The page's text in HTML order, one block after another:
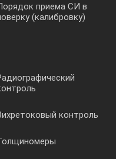
приема СИ в
(калибровку)
контроль